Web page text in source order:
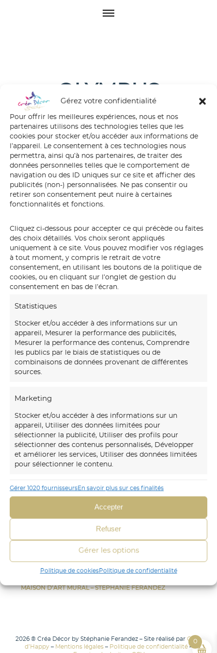
Gérez votre confidentialité
Pour offrir les meilleures expériences, nous et nos
partenaires utilisons des technologies telles que les
cookies pour stocker et/ou accéder aux informations de
l’appareil. Le consentement à ces technologies nous
permettra, ainsi qu’à nos partenaires, de traiter des
données personnelles telles que le comportement de
navigation ou des ID uniques sur ce site et afficher des
publicités (non-) personnalisées. Ne pas consentir ou
retirer son consentement peut nuire à certaines
fonctionnalités et fonctions.
Cliquez ci-dessous pour accepter ce qui précède ou faites
des choix détaillés. Vos choix seront appliqués
uniquement à ce site. Vous pouvez modifier vos réglages
à tout moment, y compris le retrait de votre
consentement, en utilisant les boutons de la politique de
cookies, ou en cliquant sur l’onglet de gestion du
consentement en bas de l’écran.
Statistiques
Stocker et/ou accéder à des informations sur un
appareil, Mesurer la performance des publicités,
Mesurer la performance des contenus, Comprendre
les publics par le biais de statistiques ou de
combinaisons de données provenant de différentes
sources.
Marketing
Stocker et/ou accéder à des informations sur un
appareil, Utiliser des données limitées pour
sélectionner la publicité, Utiliser des profils pour
sélectionner des contenus personnalisés, Développer
et améliorer les services, Utiliser des données limitées
pour sélectionner le contenu.
Fonctionnalités Toujours activé
Mettre en correspondance et combiner
des données à partir d’autres sources de
données, Relier différents appareils,
informations transmises
détecter la fraude et réparer les
Gérer 1020 fournisseursEn savoir plus sur ces finalités
Accepter
Refuser
Gérer les options
Politique de cookiesPolitique de confidentialité
O
u
DIGITAL CAMERA
OLYMPUS DIGITAL CAMERA
Notre maison d’art muralcréations transforme vos
murs avec des fresques et papiers peints sur-mesure,
uniques et immersifs.
Envoyer un mail
CRÉA DÉCOR
FRESQUE
MAISON D’ART MURAL – STÉPHANIE FERANDEZ
2026 ® Créa Décor by Stéphanie Ferandez – Site réalisé par Com
d’Happy – Mentions légales – Politique de confidentialité–
0